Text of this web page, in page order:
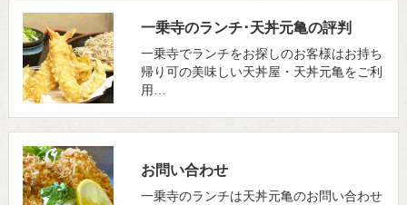
一乗寺のランチ･天丼元亀の評判
一乗寺でランチをお探しのお客様はお持ち
帰り可の美味しい天丼屋・天丼元亀をご利
用…
お問い合わせ
一乗寺のランチは天丼元亀のお問い合わせ